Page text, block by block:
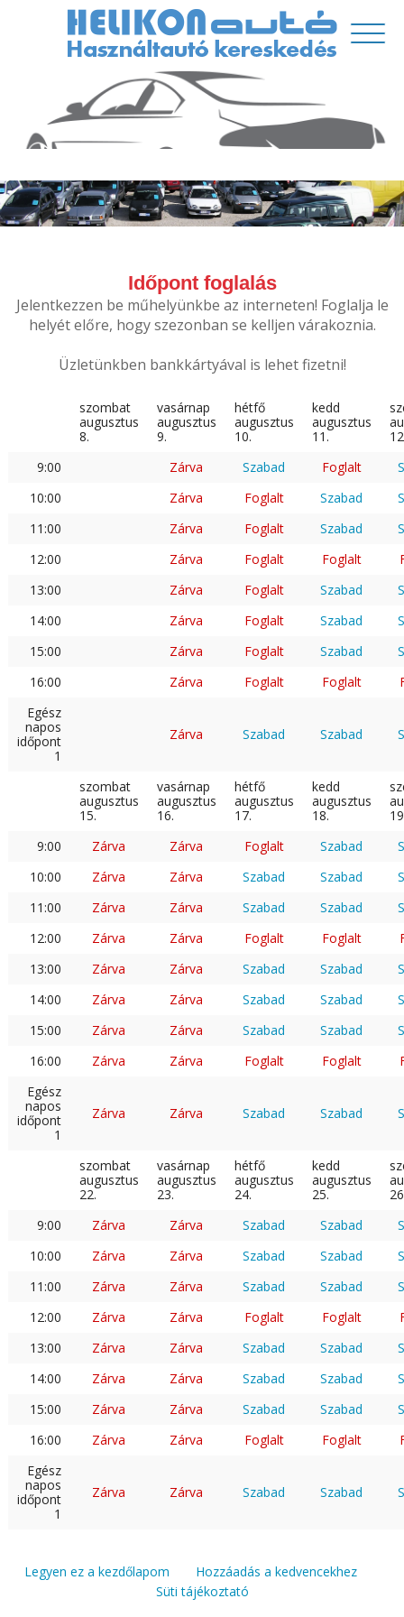
Időpont foglalás
Jelentkezzen be műhelyünkbe az interneten! Foglalja le
helyét előre, hogy szezonban se kelljen várakoznia.
Üzletünkben bankkártyával is lehet fizetni!
szombat
augusztus
8.
vasárnap
augusztus
9.
hétfő
augusztus
10.
kedd
augusztus
11.
9:00
Zárva Szabad Foglalt
10:00
Zárva Foglalt Szabad
11:00
Zárva Foglalt Szabad
12:00
Zárva Foglalt Foglalt
13:00
Zárva Foglalt Szabad
14:00
Zárva Foglalt Szabad
15:00
Zárva Foglalt Szabad
16:00
Zárva Foglalt Foglalt
Egész
napos
időpont
1
Zárva Szabad Szabad
szombat
augusztus
15.
vasárnap
augusztus
16.
hétfő
augusztus
17.
kedd
augusztus
18.
9:00
Zárva Zárva Foglalt Szabad
10:00
Zárva Zárva Szabad Szabad
11:00
Zárva Zárva Szabad Szabad
12:00
Zárva Zárva Foglalt Foglalt
13:00
Zárva Zárva Szabad Szabad
14:00
Zárva Zárva Szabad Szabad
15:00
Zárva Zárva Szabad Szabad
16:00
Zárva Zárva Foglalt Foglalt
Egész
napos
időpont
1
Zárva Zárva Szabad Szabad
szombat
augusztus
22.
vasárnap
augusztus
23.
hétfő
augusztus
24.
kedd
augusztus
25.
9:00
Zárva Zárva Szabad Szabad
10:00
Zárva Zárva Szabad Szabad
11:00
Zárva Zárva Szabad Szabad
12:00
Zárva Zárva Foglalt Foglalt
13:00
Zárva Zárva Szabad Szabad
14:00
Zárva Zárva Szabad Szabad
15:00
Zárva Zárva Szabad Szabad
16:00
Zárva Zárva Foglalt Foglalt
Egész
napos
időpont
1
Zárva Zárva Szabad Szabad
Legyen ez a kezdőlapom
Hozzáadás a kedvencekhez
Süti tájékoztató